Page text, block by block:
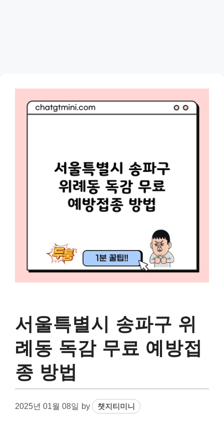
서울특별시 송파구 위
례동 독감 무료 예방접
종 방법
2025년 01월 08일 by 챗지티미니